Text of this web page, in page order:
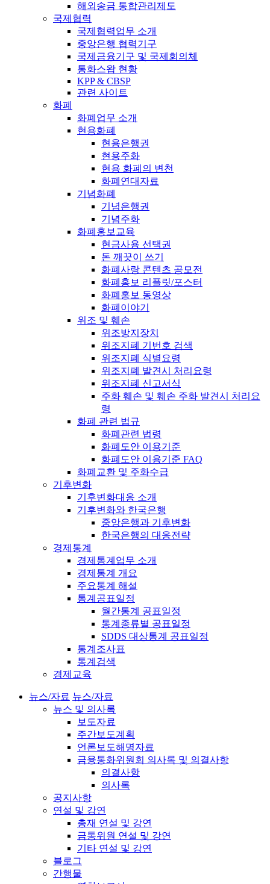
해외송금 통합관리제도
국제협력
국제협력업무 소개
중앙은행 협력기구
국제금융기구 및 국제회의체
통화스왑 현황
KPP & CBSP
관련 사이트
화폐
화폐업무 소개
현용화폐
현용은행권
현용주화
현용 화폐의 변천
화폐연대자료
기념화폐
기념은행권
기념주화
화폐홍보교육
현금사용 선택권
돈 깨끗이 쓰기
화폐사랑 콘텐츠 공모전
화폐홍보 리플릿/포스터
화폐홍보 동영상
화폐이야기
위조 및 훼손
위조방지장치
위조지폐 기번호 검색
위조지폐 식별요령
위조지폐 발견시 처리요령
위조지폐 신고서식
주화 훼손 및 훼손 주화 발견시 처리요
령
화폐 관련 법규
화폐관련 법령
화폐도안 이용기준
화폐도안 이용기준 FAQ
화폐교환 및 주화수급
기후변화
기후변화대응 소개
기후변화와 한국은행
중앙은행과 기후변화
한국은행의 대응전략
경제통계
경제통계업무 소개
경제통계 개요
주요통계 해설
통계공표일정
월간통계 공표일정
통계종류별 공표일정
SDDS 대상통계 공표일정
통계조사표
통계검색
경제교육
뉴스/자료 뉴스/자료
뉴스 및 의사록
보도자료
주간보도계획
언론보도해명자료
금융통화위원회 의사록 및 의결사항
의결사항
의사록
공지사항
연설 및 강연
총재 연설 및 강연
금통위원 연설 및 강연
기타 연설 및 강연
블로그
간행물